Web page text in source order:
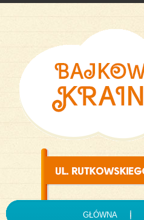
GŁÓWNA